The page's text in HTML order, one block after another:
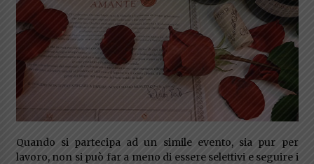
Quando si partecipa ad un simile evento, sia pur per
lavoro, non si può far a meno di essere selettivi e seguire i